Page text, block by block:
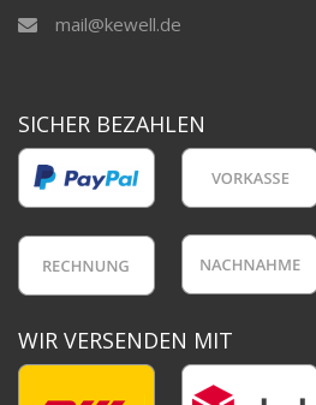
mail@kewell.de
SICHER BEZAHLEN
WIR VERSENDEN MIT